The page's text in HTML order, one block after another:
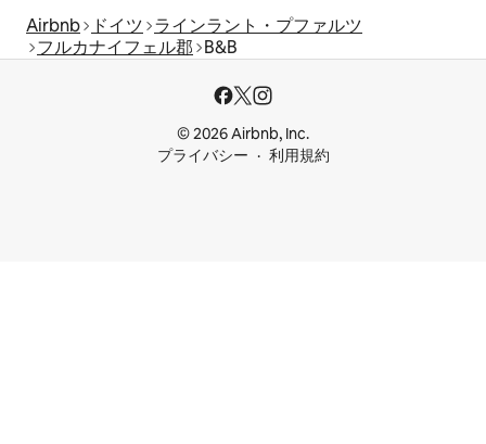
Airbnb ドイツ ラインラント・プファルツ
フルカナイフェル郡 B&B
© 2026 Airbnb, Inc.
プライバシー
利用規約